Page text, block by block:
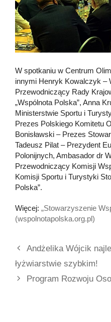
W spotkaniu w Centrum
innymi Henryk Kowalczyk –
Przewodniczący Rady
„Wspólnota Polska”, Anna
Ministerstwie Sportu i
Prezes Polskiego Komitetu
Bonisławski – Prezes
Tadeusz Pilat – Prezydent
Polonijnych, Ambasador dr
Przewodniczący Komisji
Komisji Sportu i Turystyki
Polska”.
Więcej: „Stowarzyszenie
(wspolnotapolska.org.pl)
Andżelika Wójcik
łyżwiarstwie szybkim!
Program Rozwoju